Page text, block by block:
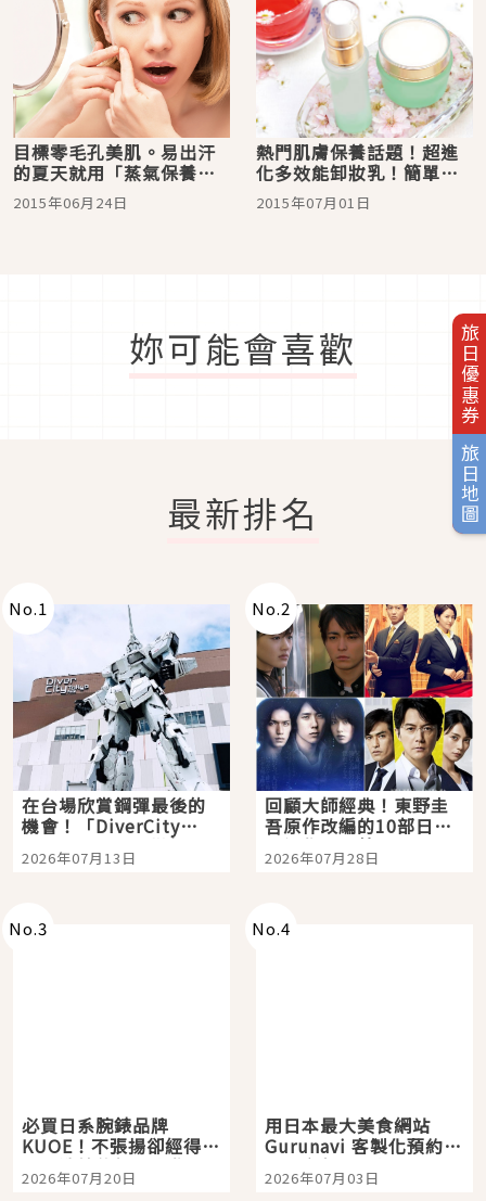
旅日優惠券
旅日地圖
目標零毛孔美肌。易出汗
的夏天就用「蒸氣保養」
來照顧毛孔！對付暗沉就
這麼簡單
2015年06月24日
熱門肌膚保養話題！超進
化多效能卸妝乳！簡單一
步輕鬆上手
2015年07月01日
妳可能會喜歡
最新排名
No.1
在台場欣賞鋼彈最後的
機會！「DiverCity
Tokyo Plaza」搭船、
購物、美食及夜景，一
2026年07月13日
No.2
回顧大師經典！東野圭
吾原作改編的10部日本
影視作品推薦
2026年07月28日
No.3
必買日系腕錶品牌
KUOE！不張揚卻經得起
時間洗鍊的經典之作五
選
2026年07月20日
No.4
用日本最大美食網站
Gurunavi 客製化預約九
大都市餐廳，打造專屬
美食體驗！
2026年07月03日